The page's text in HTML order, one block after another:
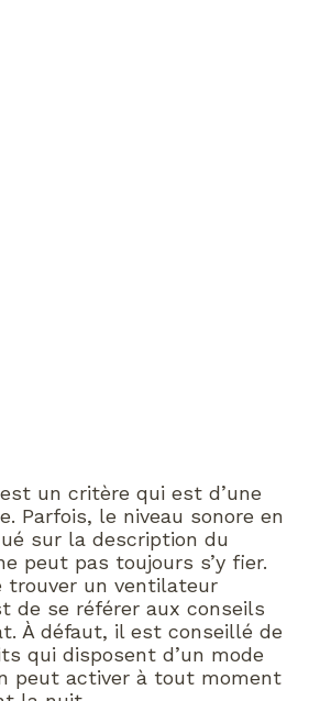
un critère qui est d’une
Parfois, le niveau sonore en
sur la description du
peut pas toujours s’y fier.
trouver un ventilateur
de se référer aux conseils
À défaut, il est conseillé de
qui disposent d’un mode
peut activer à tout moment